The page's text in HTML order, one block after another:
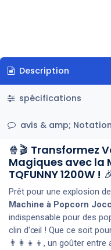
Description
spécifications
avis & amp; Notation
🍿🎬 Transformez
Magiques avec la
TQFUNNY 1200W !
Prêt pour une explosion
Machine à Popcorn
indispensable pour des
clin d'œil ! Que ce soit
👨‍👩‍👧‍👦, un goûter entre